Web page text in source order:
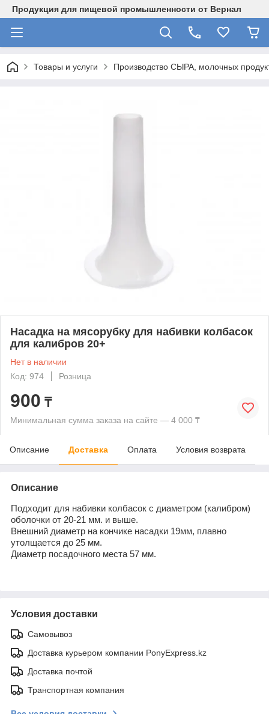
Продукция для пищевой промышленности от Вернал
Товары и услуги Производство СЫРА, молочных
Насадка на мясорубку для набивки колбасок
для калибров 20+
Нет в наличии
Код: 974
Розница
900 ₸
Минимальная сумма заказа на сайте — 4 000 ₸
Описание Доставка Оплата Условия возврата
Описание
Подходит для набивки колбасок с диаметром (калибром)
оболочки от 20-21 мм. и выше.
Внешний диаметр на кончике насадки 19мм, плавно
утолщается до 25 мм.
Диаметр посадочного места 57 мм.
Условия доставки
Самовывоз
Доставка курьером компании PonyExpress.kz
Доставка почтой
Транспортная компания